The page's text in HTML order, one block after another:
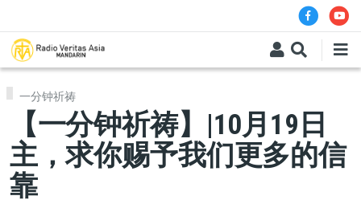
一分钟祈祷
【一分钟祈祷】|10月19日
主，求你赐予我们更多的信
靠